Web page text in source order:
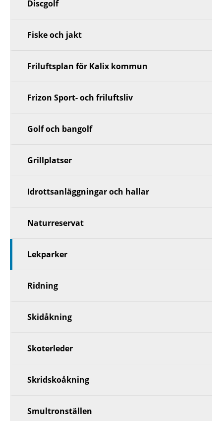
Discgolf
Fiske och jakt
Friluftsplan för Kalix kommun
Frizon Sport- och friluftsliv
Golf och bangolf
Grillplatser
Idrottsanläggningar och hallar
Naturreservat
Lekparker
Ridning
Skidåkning
Skoterleder
Skridskoåkning
Smultronställen